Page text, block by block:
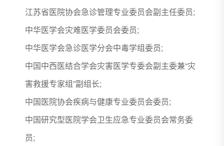
江苏省医院协会急诊管理专业委员会副主任委员;
中华医学会灾难医学委员会委员;
中华医学会急诊医学分会中毒学组委员;
中国中西医结合学会灾害医学专委会副主委兼“灾
害救援专家组”副组长;
中国医院协会疾病与健康专业委员会委员;
中国研究型医院学会卫生应急专业委员会常务委
员;